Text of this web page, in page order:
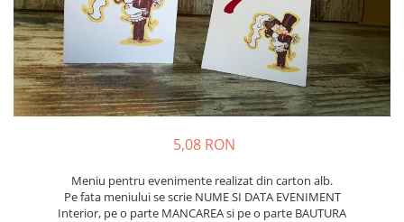
Meniuri & nr de BOTEZ
Plicuri si cartoane pentru INVITATII
TAVA pentru MOT
Cruciulite de BOTEZ
Trusouri & Lumanari Botez
Pahare Miri & Nasi
Cocarde nunta
Inmormatare/pomana
Meniuri pentru NUNTA
5,08 RON
Meniu pentru evenimente realizat din carton alb.
Pe fata meniului se scrie NUME SI DATA EVENIMENT
Interior, pe o parte MANCAREA si pe o parte BAUTURA